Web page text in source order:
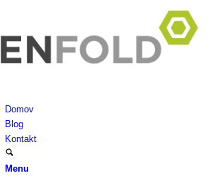
Domov
Blog
Kontakt
Menu